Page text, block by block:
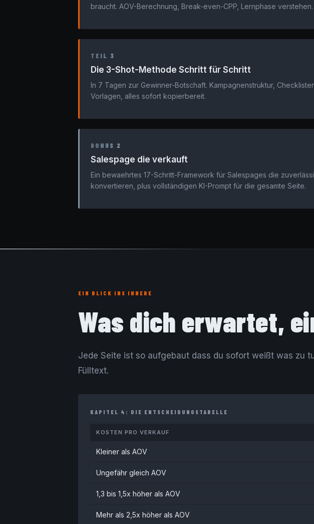
braucht. AOV-Berechnung, Break-even-CPP, Lernphase verstehen.
TEIL 3
Die 3-Shot-Methode Schritt für Schritt
In 7 Tagen zur Gewinner-Botschaft. Kampagnenstruktur,
Vorlagen, alles sofort kopierbereit.
BONUS 2
Salespage die verkauft
Ein bewaehrtes 17-Schritt-Framework für Salespages die
konvertieren, plus vollständigen KI-Prompt für die gesamte Seite.
EIN BLICK INS INNERE
Was dich erwartet,
Jede Seite ist so aufgebaut dass du sofort weißt was zu
Fülltext.
KAPITEL 4: DIE ENTSCHEIDUNGSTABELLE
KOSTEN PRO VERKAUF
Kleiner als AOV
Ungefähr gleich AOV
1,3 bis 1,5x höher als AOV
Mehr als 2,5x höher als AOV